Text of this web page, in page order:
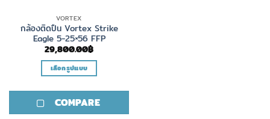
VORTEX
กล้องติดปืน Vortex Strike
Eagle 5-25×56 FFP
29,800.00฿
เลือกรูปแบบ
product
has
COMPARE